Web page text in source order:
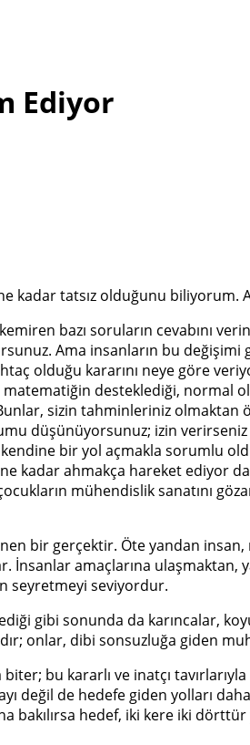
Ediyor
kadar tatsız olduğunu
bazı soruların cevabını
Ama insanların bu değişimi
olduğu kararını neye göre
matematiğin desteklediği,
sizin tahminleriniz
düşünüyorsunuz; izin verirseniz
kendine bir yol açmakla sorumlu
kadar ahmakça hareket ediyor
mühendislik sanatını
bir gerçektir. Öte yandan
amaçlarına ulaşmaktan,
seyretmeyi seviyordur.
gibi sonunda da karıncalar,
onlar, dibi sonsuzluğa giden
bu kararlı ve inatçı
değil de hedefe giden yolları
bakılırsa hedef, iki kere iki